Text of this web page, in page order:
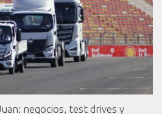
negocios, test drives y